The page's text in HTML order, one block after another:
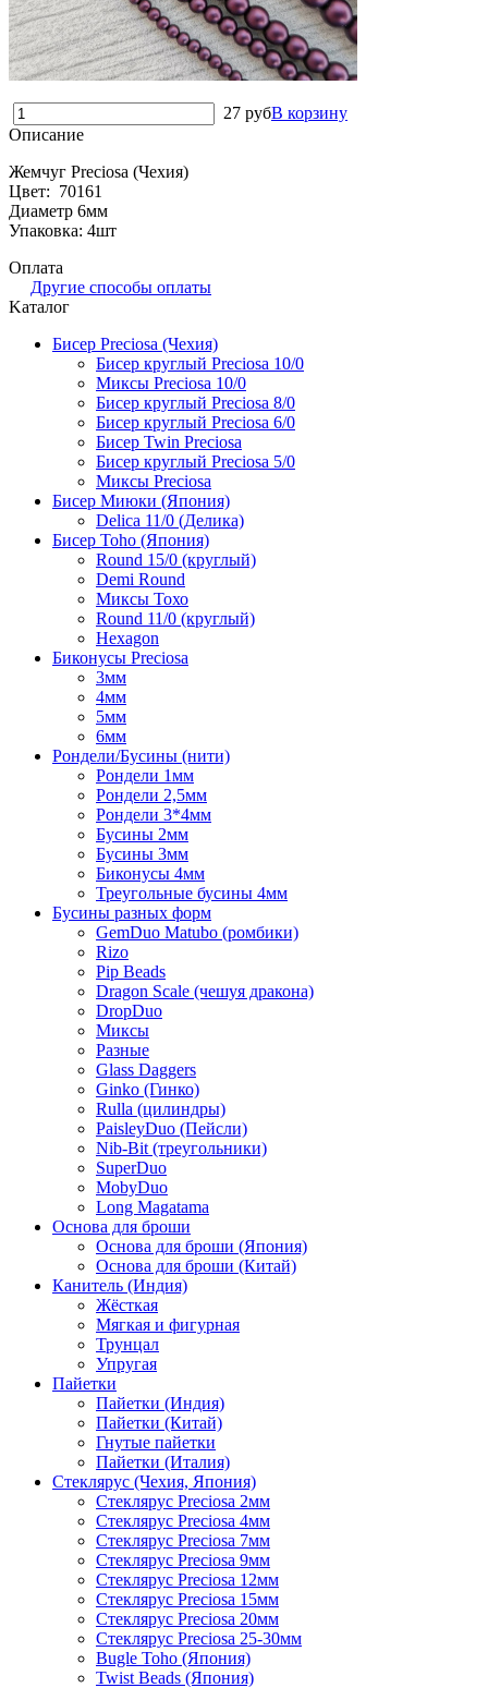
27 рубВ корзину
Описание
Жемчуг Preciosa (Чехия)
Цвет: 70161
Диаметр 6мм
Упаковка: 4шт
Оплата
Другие способы оплаты
Kаталог
Бисер Preciosa (Чехия)
Бисер круглый Preciosa 10/0
Миксы Preciosa 10/0
Бисер круглый Preciosa 8/0
Бисер круглый Preciosa 6/0
Бисер Twin Preciosa
Бисер круглый Preciosa 5/0
Миксы Preciosa
Бисер Миюки (Япония)
Delica 11/0 (Делика)
Бисер Toho (Япония)
Round 15/0 (круглый)
Demi Round
Миксы Тохо
Round 11/0 (круглый)
Hexagon
Биконусы Preciosa
3мм
4мм
5мм
6мм
Рондели/Бусины (нити)
Рондели 1мм
Рондели 2,5мм
Рондели 3*4мм
Бусины 2мм
Бусины 3мм
Биконусы 4мм
Треугольные бусины 4мм
Бусины разных форм
GemDuo Matubo (ромбики)
Rizo
Pip Beads
Dragon Scale (чешуя дракона)
DropDuo
Миксы
Разные
Glass Daggers
Ginko (Гинко)
Rulla (цилиндры)
PaisleyDuo (Пейсли)
Nib-Bit (треугольники)
SuperDuo
MobyDuo
Long Magatama
Основа для броши
Основа для броши (Япония)
Основа для броши (Китай)
Канитель (Индия)
Жёсткая
Мягкая и фигурная
Трунцал
Упругая
Пайетки
Пайетки (Индия)
Пайетки (Китай)
Гнутые пайетки
Пайетки (Италия)
Стеклярус (Чехия, Япония)
Стеклярус Preciosa 2мм
Стеклярус Preciosa 4мм
Стеклярус Preciosa 7мм
Стеклярус Preciosa 9мм
Стеклярус Preciosa 12мм
Стеклярус Preciosa 15мм
Стеклярус Preciosa 20мм
Стеклярус Preciosa 25-30мм
Bugle Toho (Япония)
Twist Beads (Япония)